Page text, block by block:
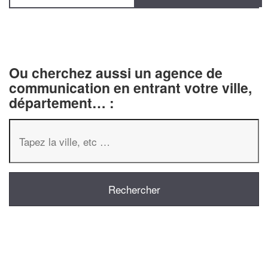
Ou cherchez aussi un agence de
communication en entrant votre ville,
département… :